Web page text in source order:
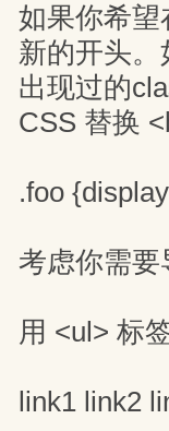
如果你希
新的开头
出现过的
CSS 替换
.foo
考虑你需
用 <ul> 标
link1 link2